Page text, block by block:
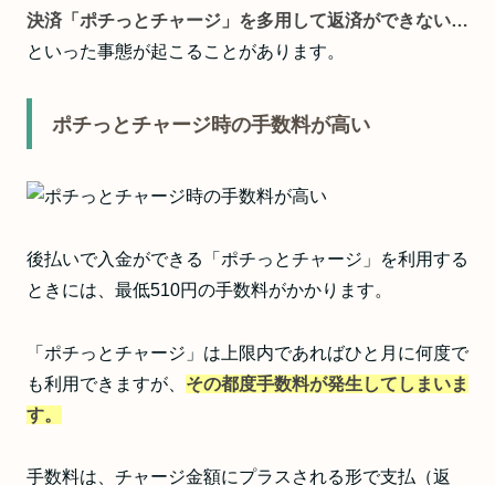
決済「ポチっとチャージ」を多用して返済ができない…
といった事態が起こることがあります。
ポチっとチャージ時の手数料が高い
後払いで入金ができる「ポチっとチャージ」を利用する
ときには、最低510円の手数料がかかります。
「ポチっとチャージ」は上限内であればひと月に何度で
も利用できますが、 その都度手数料が発生してしまいま
す。
手数料は、チャージ金額にプラスされる形で支払（返